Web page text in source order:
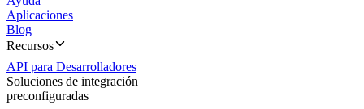
Aplicaciones
Blog
Recursos
API para Desarrolladores
Soluciones de integración
preconfiguradas